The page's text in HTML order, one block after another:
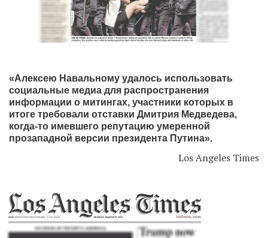
«Алексею Навальному удалось использовать
социальные медиа для распространения
информации о митингах, участники которых в
итоге требовали отставки Дмитрия Медведева,
когда-то имевшего репутацию умеренной
прозападной версии президента Путина».
Los Angeles Times